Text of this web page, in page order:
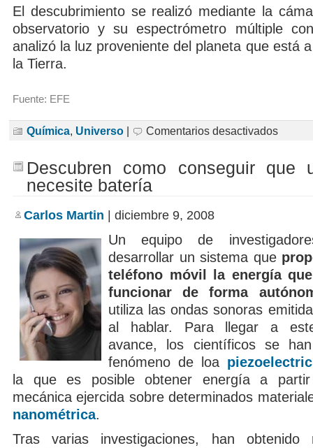
El descubrimiento se realizó mediante la
observatorio y su espectrómetro múltiple
analizó la luz proveniente del planeta que está
la Tierra.
Fuente: EFE
Química, Universo | Comentarios desactivados
carbono
en
Descubren como conseguir que
necesite batería
Carlos Martin | diciembre 9, 2008
Un equipo de
desarrollar un sistema que
teléfono móvil la energía
funcionar de forma
utiliza las ondas sonoras
al hablar. Para llegar a
avance, los científicos se
fenómeno de loa
la que es posible obtener energía a
mecánica ejercida sobre determinados
nanométrica.
Tras varias investigaciones, han obtenido